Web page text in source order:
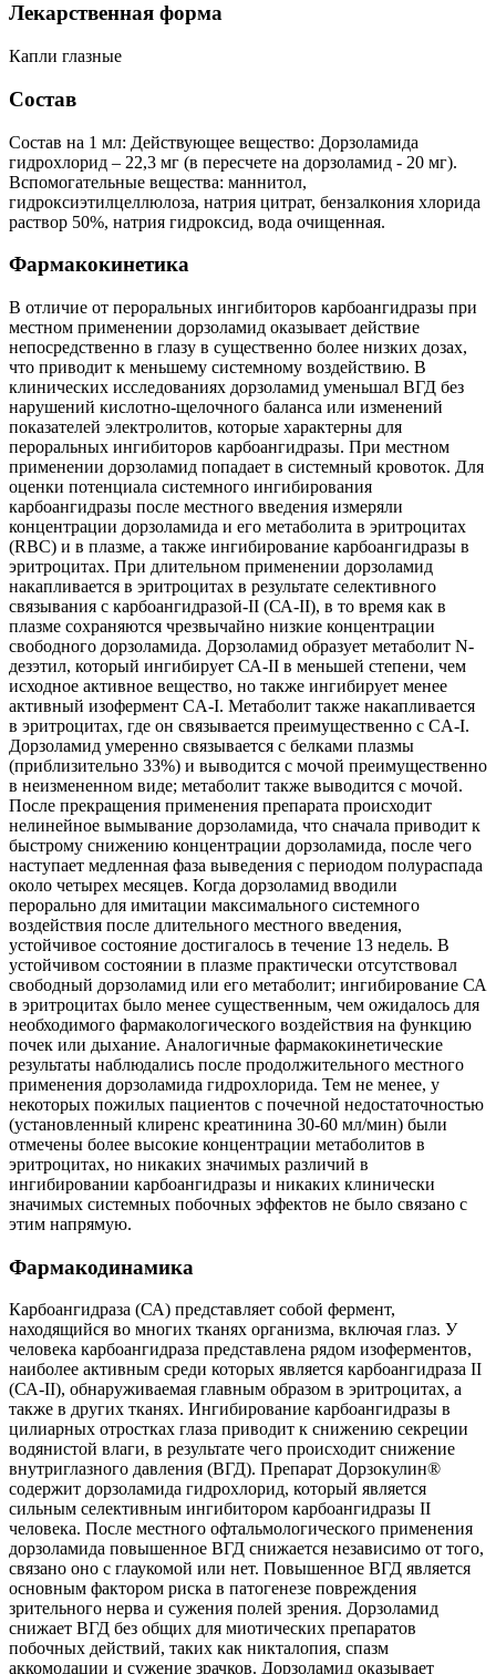
Лекарственная форма
Капли глазные
Состав
Состав на 1 мл: Действующее вещество: Дорзоламида
гидрохлорид – 22,3 мг (в пересчете на дорзоламид - 20 мг).
Вспомогательные вещества: маннитол,
гидроксиэтилцеллюлоза, натрия цитрат, бензалкония хлорида
раствор 50%, натрия гидроксид, вода очищенная.
Фармакокинетика
В отличие от пероральных ингибиторов карбоангидразы при
местном применении дорзоламид оказывает действие
непосредственно в глазу в существенно более низких дозах,
что приводит к меньшему системному воздействию. В
клинических исследованиях дорзоламид уменьшал ВГД без
нарушений кислотно-щелочного баланса или изменений
показателей электролитов, которые характерны для
пероральных ингибиторов карбоангидразы. При местном
применении дорзоламид попадает в системный кровоток. Для
оценки потенциала системного ингибирования
карбоангидразы после местного введения измеряли
концентрации дорзоламида и его метаболита в эритроцитах
(RВС) и в плазме, а также ингибирование карбоангидразы в
эритроцитах. При длительном применении дорзоламид
накапливается в эритроцитах в результате селективного
связывания с карбоангидразой-II (СА-II), в то время как в
плазме сохраняются чрезвычайно низкие концентрации
свободного дорзоламида. Дорзоламид образует метаболит N-
дезэтил, который ингибирует СА-II в меньшей степени, чем
исходное активное вещество, но также ингибирует менее
активный изофермент CA-I. Метаболит также накапливается
в эритроцитах, где он связывается преимущественно с CA-I.
Дорзоламид умеренно связывается с белками плазмы
(приблизительно 33%) и выводится с мочой преимущественно
в неизмененном виде; метаболит также выводится с мочой.
После прекращения применения препарата происходит
нелинейное вымывание дорзоламида, что сначала приводит к
быстрому снижению концентрации дорзоламида, после чего
наступает медленная фаза выведения с периодом полураспада
около четырех месяцев. Когда дорзоламид вводили
перорально для имитации максимального системного
воздействия после длительного местного введения,
устойчивое состояние достигалось в течение 13 недель. В
устойчивом состоянии в плазме практически отсутствовал
свободный дорзоламид или его метаболит; ингибирование СА
в эритроцитах было менее существенным, чем ожидалось для
необходимого фармакологического воздействия на функцию
почек или дыхание. Аналогичные фармакокинетические
результаты наблюдались после продолжительного местного
применения дорзоламида гидрохлорида. Тем не менее, у
некоторых пожилых пациентов с почечной недостаточностью
(установленный клиренс креатинина 30-60 мл/мин) были
отмечены более высокие концентрации метаболитов в
эритроцитах, но никаких значимых различий в
ингибировании карбоангидразы и никаких клинически
значимых системных побочных эффектов не было связано с
этим напрямую.
Фармакодинамика
Карбоангидраза (СА) представляет собой фермент,
находящийся во многих тканях организма, включая глаз. У
человека карбоангидраза представлена рядом изоферментов,
наиболее активным среди которых является карбоангидраза II
(СА-II), обнаруживаемая главным образом в эритроцитах, а
также в других тканях. Ингибирование карбоангидразы в
цилиарных отростках глаза приводит к снижению секреции
водянистой влаги, в результате чего происходит снижение
внутриглазного давления (ВГД). Препарат Дорзокулин®
содержит дорзоламида гидрохлорид, который является
сильным селективным ингибитором карбоангидразы II
человека. После местного офтальмологического применения
дорзоламида повышенное ВГД снижается независимо от того,
связано оно с глаукомой или нет. Повышенное ВГД является
основным фактором риска в патогенезе повреждения
зрительного нерва и сужения полей зрения. Дорзоламид
снижает ВГД без общих для миотических препаратов
побочных действий, таких как никталопия, спазм
аккомодации и сужение зрачков. Дорзоламид оказывает